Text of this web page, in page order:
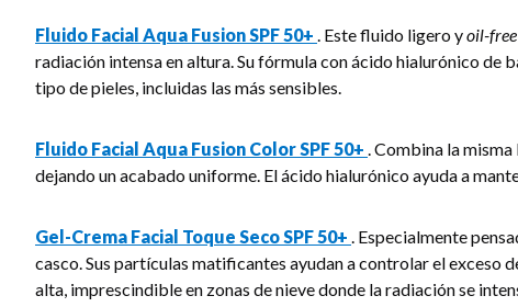
Fluido Facial Aqua Fusion SPF 50+ . Este fluido ligero yoil-free
radiación intensa en altura. Su fórmula con ácido hialurónico de
tipo de pieles, incluidas las más sensibles.
Fluido Facial Aqua Fusion Color SPF 50+ . Combina la
dejando un acabado uniforme. El ácido hialurónico ayuda a
Gel-Crema Facial Toque Seco SPF 50+ . Especialmente
casco. Sus partículas matificantes ayudan a controlar el exceso
alta, imprescindible en zonas de nieve donde la radiación se